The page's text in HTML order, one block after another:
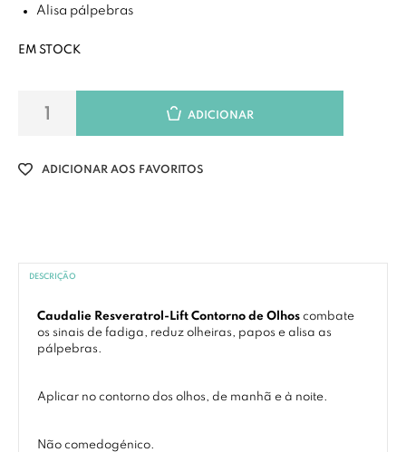
Alisa pálpebras
EM STOCK
ADICIONAR
ADICIONAR AOS FAVORITOS
DESCRIÇÃO
Caudalie Resveratrol-Lift Contorno de Olhos combate
os sinais de fadiga, reduz olheiras, papos e alisa as
pálpebras.
Aplicar no contorno dos olhos, de manhã e à noite.
Não comedogénico.